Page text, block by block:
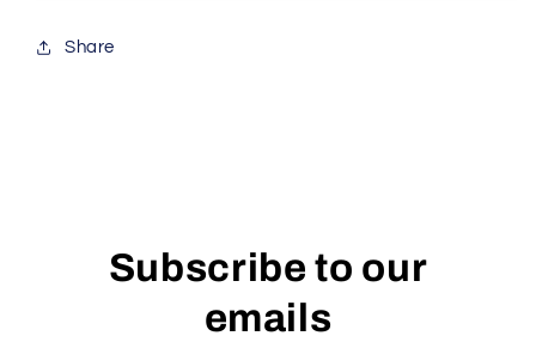
Share
Subscribe to our
emails